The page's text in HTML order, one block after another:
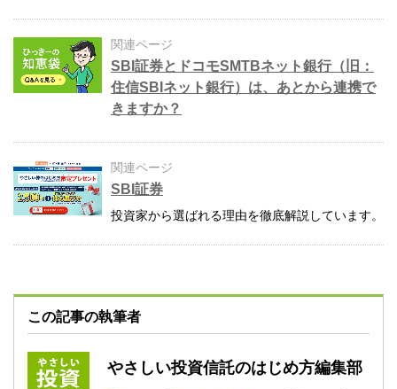
関連ページ
SBI証券とドコモSMTBネット銀行（旧：
住信SBIネット銀行）は、あとから連携で
きますか？
関連ページ
SBI証券
投資家から選ばれる理由を徹底解説しています。
この記事の執筆者
やさしい投資信託のはじめ方編集部